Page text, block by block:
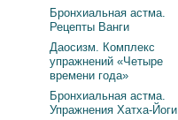
Бронхиальная астма.
Рецепты Ванги
Даосизм. Комплекс
упражнений «Четыре
времени года»
Бронхиальная астма.
Упражнения Хатха-Йоги